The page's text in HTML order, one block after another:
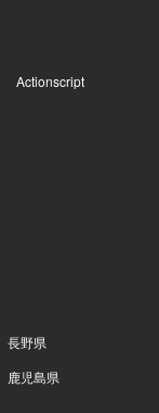
Actionscript
長野県
鹿児島県